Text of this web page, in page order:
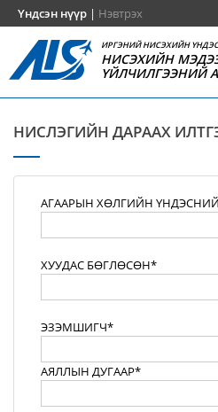
Үндсэн нүүр | Нэвтрэх
ИРГЭНИЙ НИСЭХИЙН
НИСЭХИЙН
ҮЙЛЧИЛГЭЭНИЙ
НИСЛЭГИЙН ДАРААХ
АГААРЫН ХӨЛГИЙН
ХУУДАС БӨГЛӨСӨН*
ЭЗЭМШИГЧ*
АЯЛЛЫН ДУГААР*